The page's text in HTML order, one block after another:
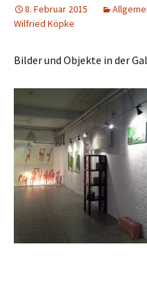
8. Februar 2015
Wilfried Köpke
Bilder und Objekte in der